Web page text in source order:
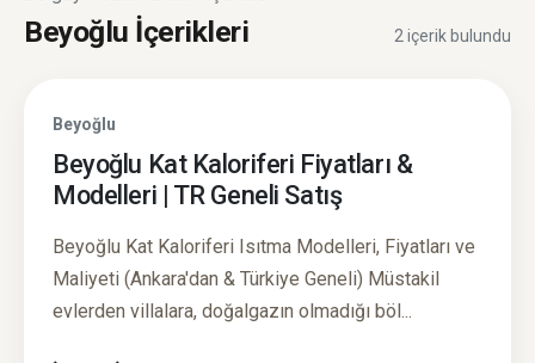
Beyoğlu İçerikleri 2 içerik bulundu
Beyoğlu
Beyoğlu Kat Kaloriferi Fiyatları &
Modelleri | TR Geneli Satış
Beyoğlu Kat Kaloriferi Isıtma Modelleri, Fiyatları ve
Maliyeti (Ankara'dan & Türkiye Geneli) Müstakil
evlerden villalara, doğalgazın olmadığı böl...